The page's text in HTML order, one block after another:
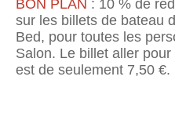
BON PLAN : 10 % de
sur les billets de bateau
Bed, pour toutes les
Salon. Le billet aller
est de seulement 7,50 €.